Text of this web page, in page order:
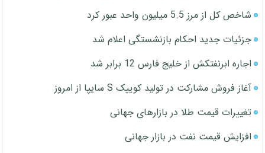
شاخص کل از مرز 5.5 میلیون واحد عبور کرد
جزئیات جدید احکام بازنشستگی اعلام شد
اجاره ابرنفتکش از خلیج فارس 12 برابر شد
آغاز فروش مشارکت در تولید کوییک S سایپا از امروز
تغییرات قیمت طلا در بازارهای جهانی
افزایش قیمت نفت در بازار جهانی